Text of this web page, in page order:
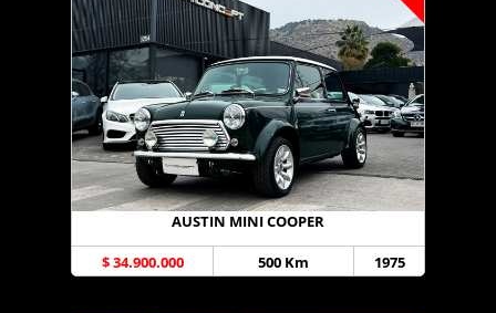
AUSTIN MINI COOPER
$ 34.900.000 500 Km 1975